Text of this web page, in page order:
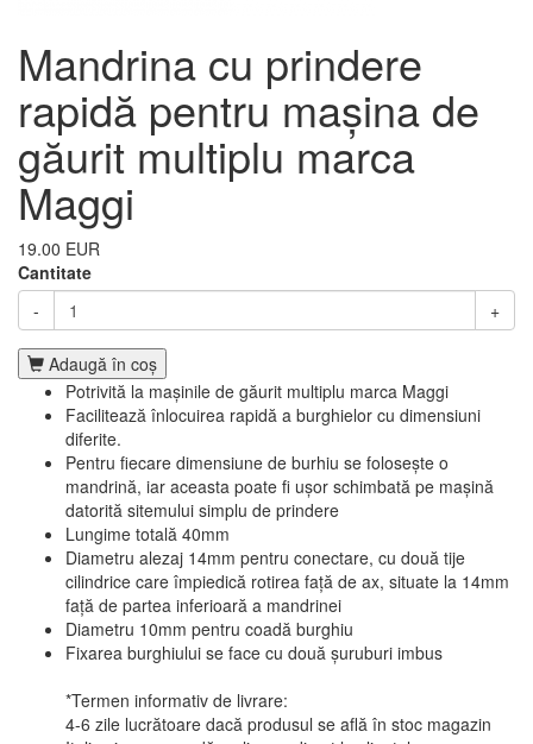
Mandrina cu prindere
rapidă pentru mașina de
găurit multiplu marca
Maggi
19.00 EUR
Cantitate
-
+
Adaugă în coş
Potrivită la mașinile de găurit multiplu marca Maggi
Facilitează înlocuirea rapidă a burghielor cu dimensiuni
diferite.
Pentru fiecare dimensiune de burhiu se folosește o
mandrină, iar aceasta poate fi ușor schimbată pe mașină
datorită sitemului simplu de prindere
Lungime totală 40mm
Diametru alezaj 14mm pentru conectare, cu două tije
cilindrice care împiedică rotirea față de ax, situate la 14mm
față de partea inferioară a mandrinei
Diametru 10mm pentru coadă burghiu
Fixarea burghiului se face cu două șuruburi imbus
*Termen informativ de livrare:
4-6 zile lucrătoare dacă produsul se află în stoc magazin